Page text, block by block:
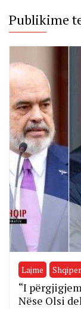
Publikime
Lajme
“I
Nëse Olsi